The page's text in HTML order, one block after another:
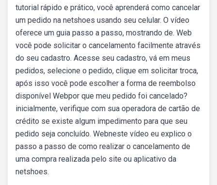
tutorial rápido e prático, você aprenderá como cancelar
um pedido na netshoes usando seu celular. O vídeo
oferece um guia passo a passo, mostrando de. Web️
você pode solicitar o cancelamento facilmente através
do seu cadastro. Acesse seu cadastro, vá em meus
pedidos, selecione o pedido, clique em solicitar troca,
após isso você pode escolher a forma de reembolso
disponível Webpor que meu pedido foi cancelado? ️
inicialmente, verifique com sua operadora de cartão de
crédito se existe algum impedimento para que seu
pedido seja concluído. Webneste vídeo eu explico o
passo a passo de como realizar o cancelamento de
uma compra realizada pelo site ou aplicativo da
netshoes.